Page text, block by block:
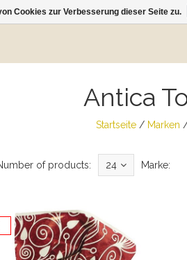
Antica
Startseite / Marken
of products: 24
Marke:
Cookies zur Verbesserung dieser Seite zu.